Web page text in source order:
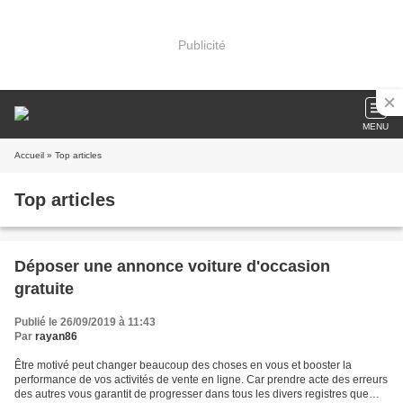
Publicité
MENU
Accueil » Top articles
Top articles
Déposer une annonce voiture d'occasion
gratuite
Publié le 26/09/2019 à 11:43
Par rayan86
Être motivé peut changer beaucoup des choses en vous et booster la
performance de vos activités de vente en ligne. Car prendre acte des erreurs
des autres vous garantit de progresser dans tous les divers registres que